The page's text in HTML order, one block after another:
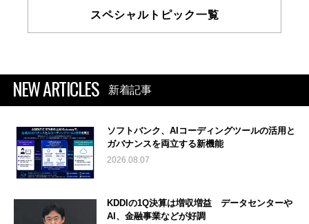
スペシャルトピック一覧
NEW ARTICLES 新着記事
ソフトバンク、AIコーディングツールの活用と
ガバナンスを両立する新機能
2026.08.07
KDDIの1Q決算は増収増益 データセンターや
AI、金融事業などが好調